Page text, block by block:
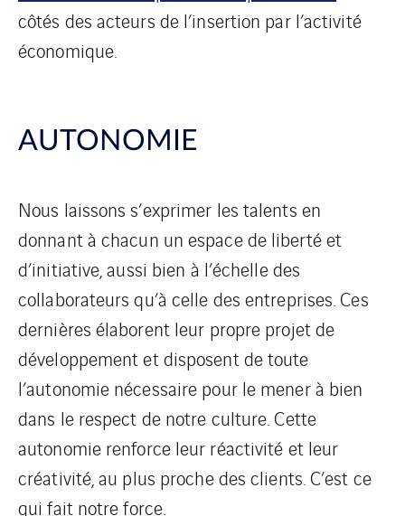
côtés des acteurs de l’insertion par l’activité
économique.
AUTONOMIE
Nous laissons s’exprimer les talents en
donnant à chacun un espace de liberté et
d’initiative, aussi bien à l’échelle des
collaborateurs qu’à celle des entreprises. Ces
dernières élaborent leur propre projet de
développement et disposent de toute
l’autonomie nécessaire pour le mener à bien
dans le respect de notre culture. Cette
autonomie renforce leur réactivité et leur
créativité, au plus proche des clients. C’est ce
qui fait notre force.